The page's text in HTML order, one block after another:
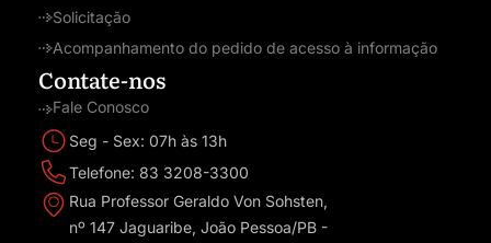
Solicitação
Acompanhamento do pedido de acesso à informação
Contate-nos
Fale Conosco
Seg - Sex: 07h às 13h
Telefone: 83 3208-3300
Rua Professor Geraldo Von Sohsten,
nº 147 Jaguaribe, João Pessoa/PB -